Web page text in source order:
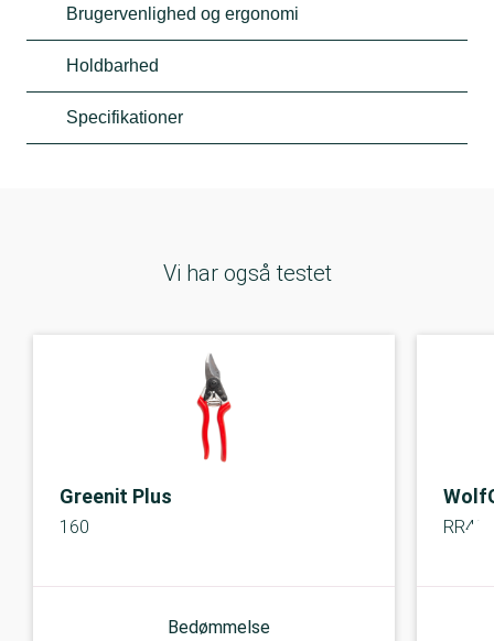
Brugervenlighed og ergonomi
Holdbarhed
Specifikationer
Vi har også testet
Greenit Plus
160
Bedømmelse